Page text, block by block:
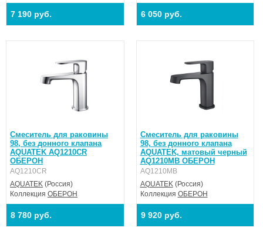
7 190 руб. 6 050 руб.
Смеситель для раковины
98, без донного клапана
AQUATEK AQ1210CR
ОБЕРОН
AQ1210CR
AQUATEK (Россия)
Коллекция ОБЕРОН
8 780 руб.
Смеситель для раковины
98, без донного клапана
AQUATEK, матовый черный
AQ1210MB ОБЕРОН
AQ1210MB
AQUATEK(Россия)
Коллекция ОБЕРОН
9 920 руб.